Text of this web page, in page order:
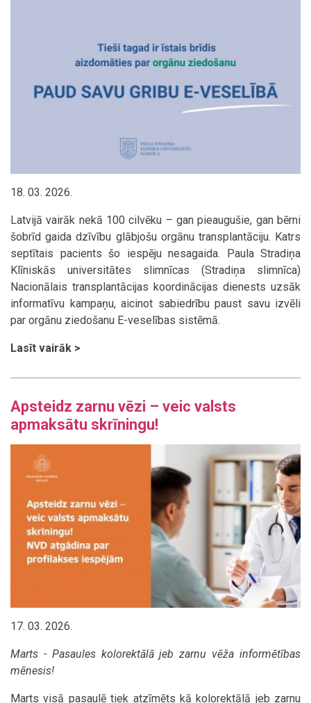
18. 03. 2026.
Latvijā vairāk nekā 100 cilvēku – gan pieaugušie, gan bērni
šobrīd gaida dzīvību glābjošu orgānu transplantāciju. Katrs
septītais pacients šo iespēju nesagaida. Paula Stradiņa
Klīniskās universitātes slimnīcas (Stradiņa slimnīca)
Nacionālais transplantācijas koordinācijas dienests uzsāk
informatīvu kampaņu, aicinot sabiedrību paust savu izvēli
par orgānu ziedošanu E-veselības sistēmā.
Lasīt vairāk >
Apsteidz zarnu vēzi – veic valsts
apmaksātu skrīningu!
17. 03. 2026.
Marts - Pasaules kolorektālā jeb zarnu vēža informētības
mēnesis!
Marts visā pasaulē tiek atzīmēts kā kolorektālā jeb zarnu